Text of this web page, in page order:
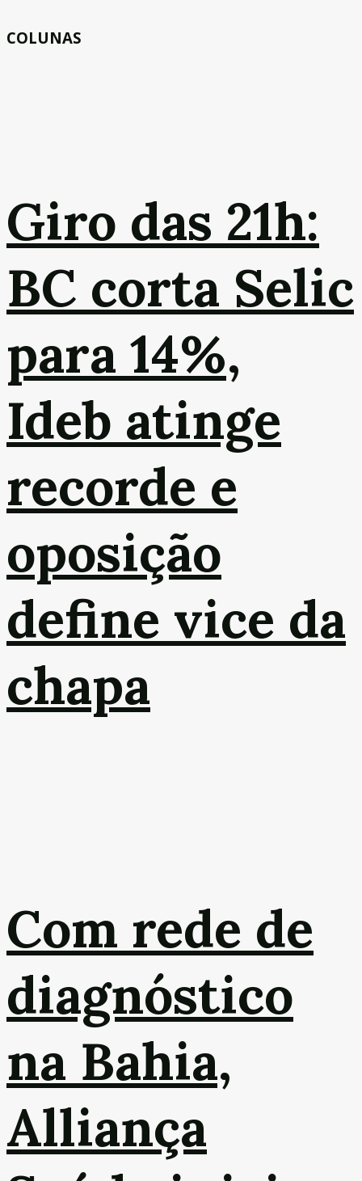
COLUNAS
Giro das 21h:
BC corta Selic
para 14%,
Ideb atinge
recorde e
oposição
define vice da
chapa
Com rede de
diagnóstico
na Bahia,
Alliança